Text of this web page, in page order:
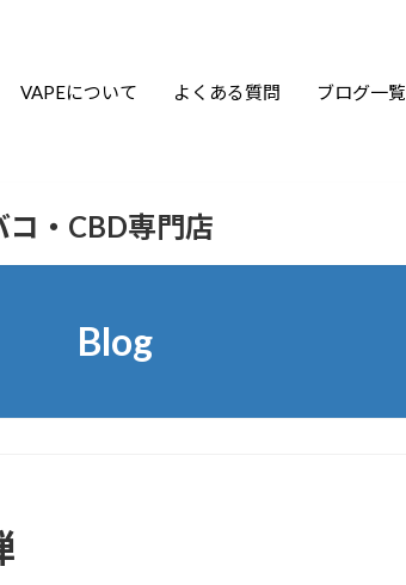
VAPEについて よくある質問 ブログ一覧
コ・CBD専門店
Blog